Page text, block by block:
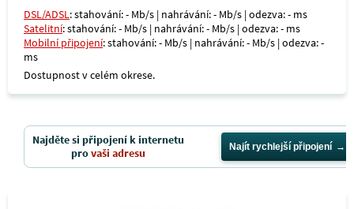
DSL/ADSL: stahování: - Mb/s | nahrávání: - Mb/s | odezva: - ms
Satelitní: stahování: - Mb/s | nahrávání: - Mb/s | odezva: - ms
Mobilní připojení: stahování: - Mb/s | nahrávání: - Mb/s | odezva: -
ms
Dostupnost v celém okrese.
Najděte si připojení k internetu
provaši adresu Najít rychlejší připojení